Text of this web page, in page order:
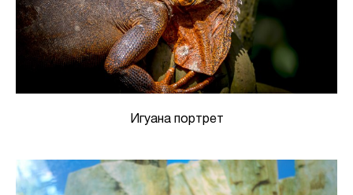
Игуана портрет